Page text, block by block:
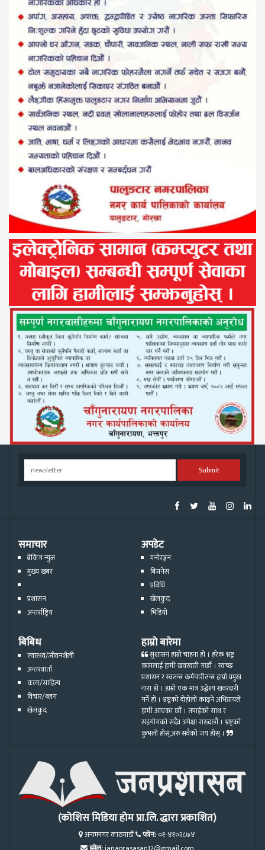
Submit
समाचार
ब्रेकिंग न्युज
मुख्य खबर
प्रशासन
अन्तर्राष्ट्रिय
अपडेट
मनोरञ्जन
बिजनेस
प्रविधि
खेलकुद
भिडियो
बिबिध
स्वास्थ्य/जीवनशैली
अन्तरवार्ता
कला/साहित्य
विचार/ब्लग
खेलकुद
हाम्रो बारेमा
सुशासन हाम्रो चाहना हो । हरेक भ्रष्ट्र
कामलाई हामी खवरदारी गर्छौ । स्वच्छ
प्रशासन र स्वतन्त्र कर्मचारीतन्त्र हाम्रो प्रमुख
नारा हो । हाम्रो एक मात्र उद्धेश्य खवरदारी
गर्ने हो । भ्रष्ट्रको दोहोलो काढ्ने अभिप्रायले
हामी आएका छौं । तपाईको साथ र
सहयोगको सदैव अपेक्षा राख्दछौं । भ्रष्ट्रको
कुभलो होस्,अरु सवैको जय होस् ।
(कोशिस मिडिया होम प्रा.लि. द्धारा प्रकाशित)
अनामनगर काठमाडौं फोन: ०१-४१०२८७४